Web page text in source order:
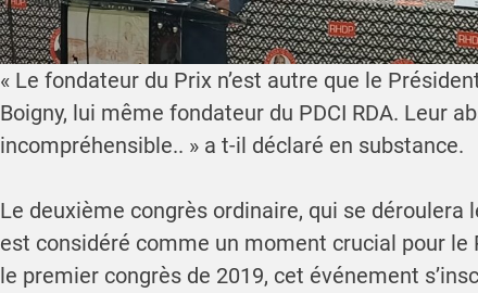
« Le fondateur du Prix n’est autre que le
Boigny, lui même fondateur du PDCI RDA. Leur
incompréhensible.. » a t-il déclaré en substance.
Le deuxième congrès ordinaire, qui se déroulera
est considéré comme un moment crucial pour le
le premier congrès de 2019, cet événement